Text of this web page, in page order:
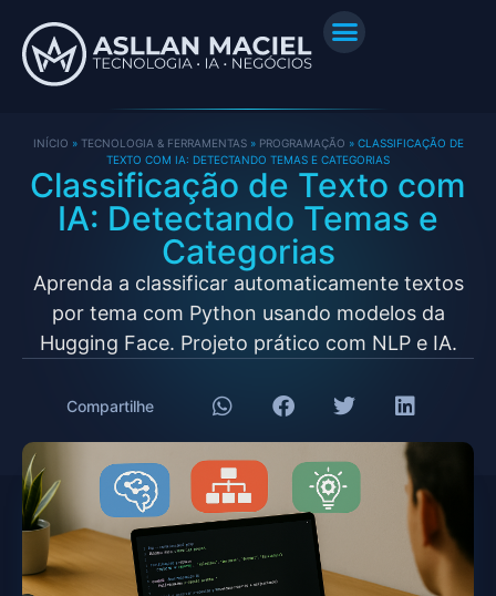
INÍCIO » TECNOLOGIA & FERRAMENTAS» PROGRAMAÇÃO » CLASSIFICAÇÃO DE
TEXTO COM IA: DETECTANDO TEMAS E CATEGORIAS
Classificação de Texto com
IA: Detectando Temas e
Categorias
Aprenda a classificar automaticamente textos
por tema com Python usando modelos da
Hugging Face. Projeto prático com NLP e IA.
Compartilhe